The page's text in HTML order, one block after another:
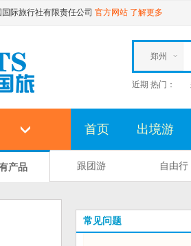
际旅行社有限责任公司 官方网站 了解更多
郑州
近期 热门：
首页 出境游
产品 跟团游 自由行
常见问题